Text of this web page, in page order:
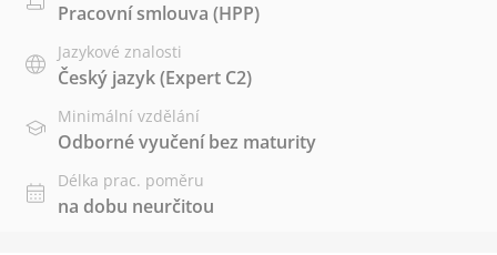
Pracovní smlouva (HPP)
Jazykové znalosti
Český jazyk(Expert C2)
Minimální vzdělání
Odborné vyučení bez maturity
Délka prac. poměru
na dobu neurčitou